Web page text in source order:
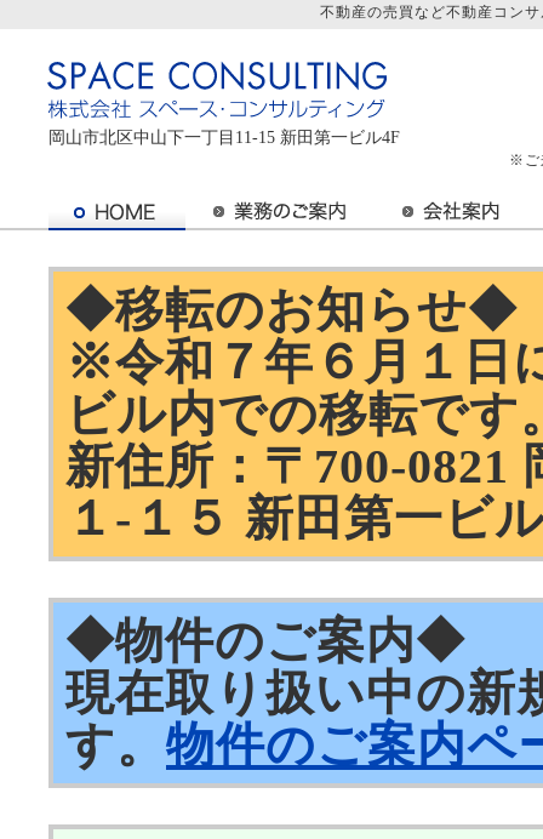
不動産の売買など不動産コン
岡山市北区中山下一丁目11-15 新田第一ビル4F
※ご
◆移転のお知らせ◆
※令和７年６月１日
ビル内での移転です
新住所：〒700-0821
１-１５ 新田第一ビ
◆物件のご案内◆
現在取り扱い中の新
す。 物件のご案内ペ